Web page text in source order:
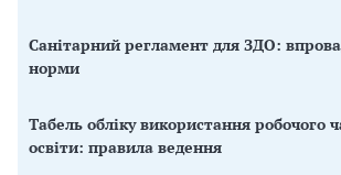
Санітарний регламент для ЗДО:
норми
Табель обліку використання робочого
освіти: правила ведення